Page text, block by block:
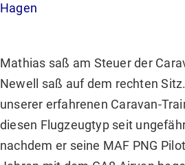
Hagen
Mathias saß am Steuer der
Newell saß auf dem rechten
unserer erfahrenen Caravan-
diesen Flugzeugtyp seit
nachdem er seine MAF PNG